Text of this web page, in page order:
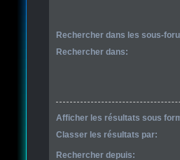
Rechercher dans les sous-
Rechercher dans:
Afficher les résultats sous
Classer les résultats par:
Rechercher depuis: